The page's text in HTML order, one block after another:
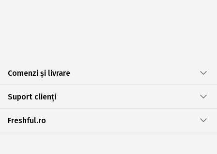
Comenzi și livrare
Suport clienți
Freshful.ro